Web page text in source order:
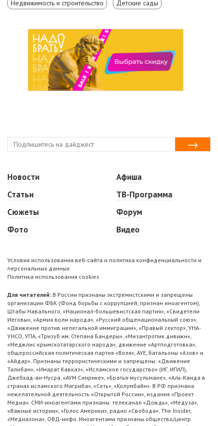
Недвижимость и строительство Детские сады
Новости
Статьи
Сюжеты
Фото
Афиша
ТВ-Программа
Форум
Видео
Условия использования веб-сайта и политика конфиденциальности и
персональных данных
Политика использования cookies
Для читателей: В России признаны экстремистскими и запрещены
организации ФБК (Фонд борьбы с коррупцией, признан иноагентом),
Штабы Навального, «Национал-большевистская партия», «Свидетели
Иеговы», «Армия воли народа», «Русский общенациональный союз»,
«Движение против нелегальной иммиграции», «Правый сектор», УНА-
УНСО, УПА, «Тризуб им. Степана Бандеры», «Мизантропик дивижн»,
«Меджлис крымскотатарского народа», движение «Артподготовка»,
общероссийская политическая партия «Воля», АУЕ, батальоны «Азов» и
«Айдар». Признаны террористическими и запрещены: «Движение
Талибан», «Имарат Кавказ», «Исламское государство» (ИГ, ИГИЛ),
Джебхад-ан-Нусра, «АУМ Синрике», «Братья-мусульмане», «Аль-Каида в
странах исламского Магриба», «Сеть», «Колумбайн». В РФ признана
нежелательной деятельность «Открытой России», издания «Проект
Медиа». СМИ-иноагентами признаны: телеканал «Дождь», «Медуза»,
«Важные истории», «Голос Америки», радио «Свобода», The Insider,
«Медиазона», ОВД-инфо. Иноагентами признаны общество/центр